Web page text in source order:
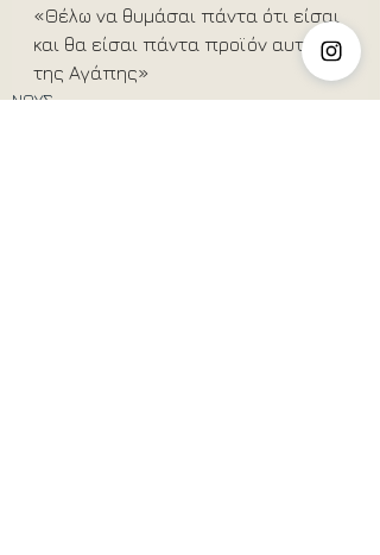
«Θέλω να θυμάσαι πάντα ότι είσαι
και θα είσαι πάντα προϊόν αυτής
της Αγάπης»
ΝΟΥΣ